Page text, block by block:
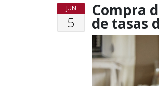
JUN
5
Compra
de tasas